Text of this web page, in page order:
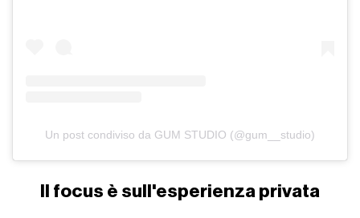
Un post condiviso da GUM STUDIO (@gum__studio)
Il focus è sull'esperienza privata